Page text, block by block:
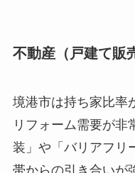
不動産（戸建て販
境港市は持ち家比率
リフォーム需要が非
装」や「バリアフリ